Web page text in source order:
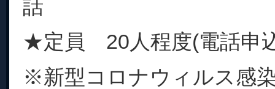
話
★定員 20人程度(電話申
※新型コロナウィルス感